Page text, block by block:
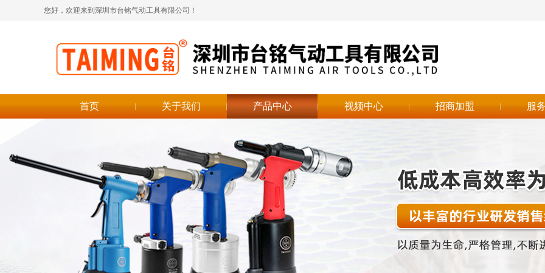
您好，欢迎来到深圳市台铭气动工具有限公司！
首页 关于我们 产品中心 视频中心 招商加盟 服